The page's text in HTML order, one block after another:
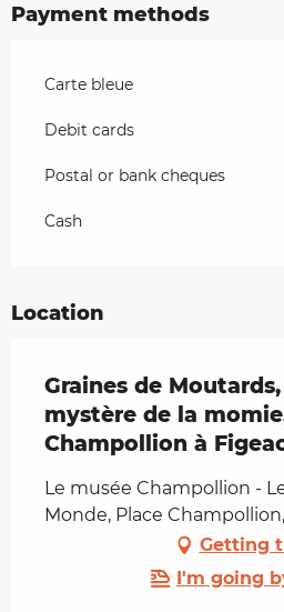
Payment methods
Carte bleue
Debit cards
Postal or bank cheques
Cash
Location
Graines de
mystère de la
Champollion à
Le musée Champollion -
Monde, Place
Getting
I'm going